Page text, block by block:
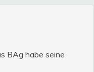
BAg habe seine